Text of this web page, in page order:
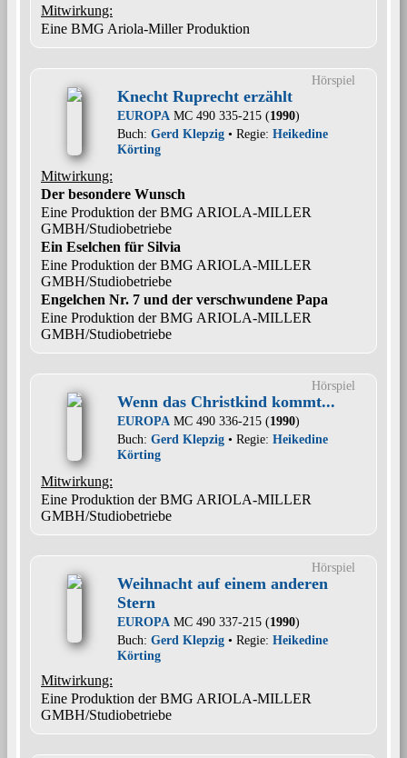
Mitwirkung:
Eine BMG Ariola-Miller Produktion
Hörspiel
Knecht Ruprecht erzählt
EUROPA MC 490 335-215 (1990)
Buch: Gerd Klepzig • Regie: Heikedine
Körting
Mitwirkung:
Der besondere Wunsch
Eine Produktion der BMG ARIOLA-MILLER
GMBH/Studiobetriebe
Ein Eselchen für Silvia
Eine Produktion der BMG ARIOLA-MILLER
GMBH/Studiobetriebe
Engelchen Nr. 7 und der verschwundene Papa
Eine Produktion der BMG ARIOLA-MILLER
GMBH/Studiobetriebe
Hörspiel
Wenn das Christkind kommt...
EUROPA MC 490 336-215 (1990)
Buch: Gerd Klepzig • Regie: Heikedine
Körting
Mitwirkung:
Eine Produktion der BMG ARIOLA-MILLER
GMBH/Studiobetriebe
Hörspiel
Weihnacht auf einem anderen
Stern
EUROPA MC 490 337-215 (1990)
Buch: Gerd Klepzig • Regie: Heikedine
Körting
Mitwirkung:
Eine Produktion der BMG ARIOLA-MILLER
GMBH/Studiobetriebe